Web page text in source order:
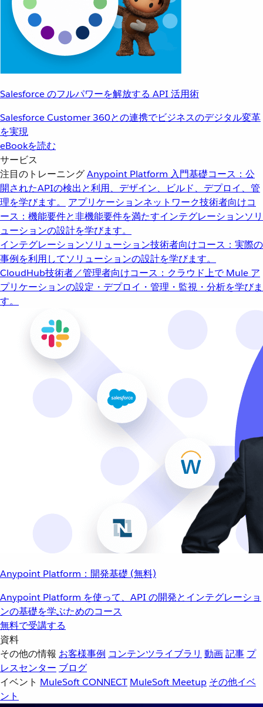
Salesforce のフルパワーを解放する API 活用術
Salesforce Customer 360との連携でビジネスのデジタル変革
を実現
eBookを読む
サービス
注目のトレーニングAnypoint Platform 入門基礎コース：公
開されたAPIの検出と利用、デザイン、ビルド、デプロイ、管
理を学びます。
アプリケーションネットワーク技術者向けコ
ース：機能要件と非機能要件を満たすインテグレーションソリ
ューションの設計を学びます。
インテグレーションソリューション技術者向けコース：実際の
事例を利用してソリューションの設計を学びます。
CloudHub技術者／管理者向けコース：クラウド上で Mule ア
プリケーションの設定・デプロイ・管理・監視・分析を学びま
す。
Anypoint Platform：開発基礎 (無料)
Anypoint Platform を使って、API の開発とインテグレーショ
ンの基礎を学ぶためのコース
無料で受講する
資料
その他の情報 お客様事例 コンテンツライブラリ 動画記事 プ
レスセンター ブログ
イベント MuleSoft CONNECT MuleSoft Meetup その他イベ
ント